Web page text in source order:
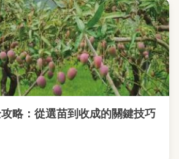
略：從選苗到收成的關鍵技巧